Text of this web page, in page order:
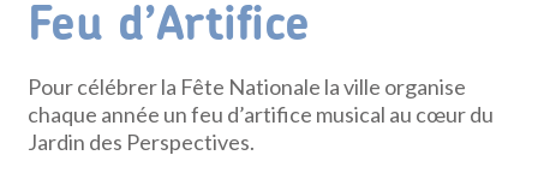
Feu d’Artifice
Pour célébrer la Fête Nationale la ville organise
chaque année un feu d’artifice musical au cœur du
Jardin des Perspectives.